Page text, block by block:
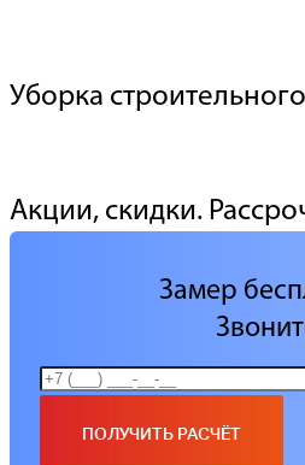
Уборка
Акции, скидки.
Замер